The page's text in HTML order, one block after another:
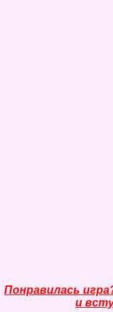
Понравилась
и